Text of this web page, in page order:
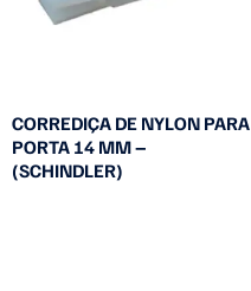
CORREDIÇA DE NYLON PARA
PORTA 14 MM –
(SCHINDLER)